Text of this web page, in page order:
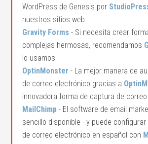
WordPress de Genesis por
nuestros sitios web
Gravity Forms - Si necesita crear
complejas hermosas, recomendamos
lo usamos
OptinMonster - La mejor manera de
de correo electrónico gracias a
innovadora forma de captura de
MailChimp - El software de email
sencillo disponible - y puede
de correo electrónico en español con